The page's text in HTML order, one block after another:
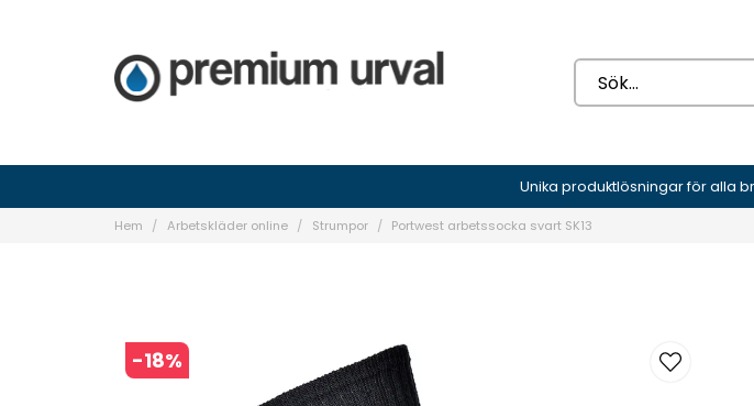
Unika produktlösningar för alla
Hem Arbetskläder online Strumpor Portwest arbetssocka svart SK13
-18%